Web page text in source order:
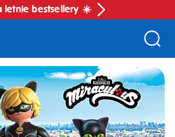
letnie bestsellery ☀️